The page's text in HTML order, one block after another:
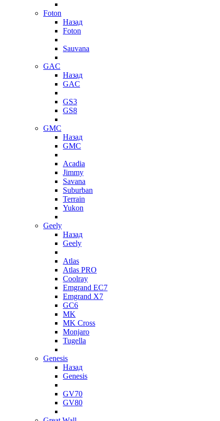
Foton
Назад
Foton
Sauvana
GAC
Назад
GAC
GS3
GS8
GMC
Назад
GMC
Acadia
Jimmy
Savana
Suburban
Terrain
Yukon
Geely
Назад
Geely
Atlas
Atlas PRO
Coolray
Emgrand EC7
Emgrand X7
GC6
MK
MK Cross
Monjaro
Tugella
Genesis
Назад
Genesis
GV70
GV80